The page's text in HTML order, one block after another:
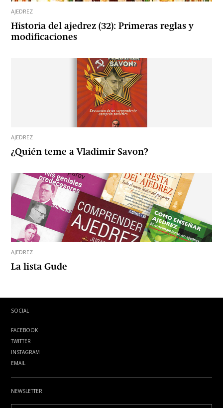
AJEDREZ
Historia del ajedrez (32): Primeras reglas y
modificaciones
AJEDREZ
¿Quién teme a Vladimir Savon?
AJEDREZ
La lista Gude
SOCIAL
FACEBOOK
TWITTER
INSTAGRAM
EMAIL
NEWSLETTER